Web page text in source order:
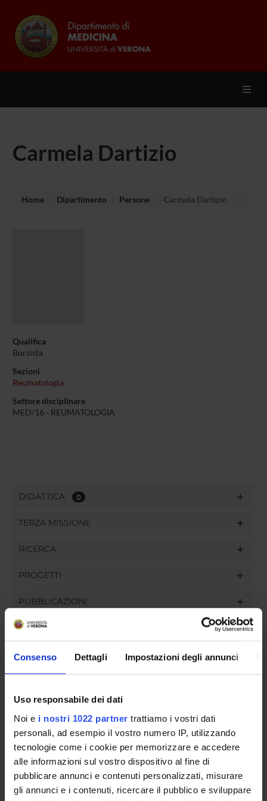
Consenso Dettagli Impostazioni degli annunci
Uso responsabile dei dati
Noi e i nostri 1022 partner trattiamo i vostri dati
personali, ad esempio il vostro numero IP, utilizzando
tecnologie come i cookie per memorizzare e accedere
alle informazioni sul vostro dispositivo al fine di
pubblicare annunci e contenuti personalizzati, misurare
gli annunci e i contenuti, ricercare il pubblico e sviluppare
Carmela Dartizio
Home Dipartimento Persone Carmela Dartizio
Qualifica
Borsista
Sezioni
Reumatologia
Settore disciplinare
MED/16 - REUMATOLOGIA
DIDATTICA 0
TERZA MISSIONE
RICERCA
PROGETTI
PUBBLICAZIONI
INCARICHI
GOVERNANCE
COMMISSIONI
UFFICI E STRUTTURE DI SERVIZIO
SERVIZI DI SEGRETERIA STUDENTI